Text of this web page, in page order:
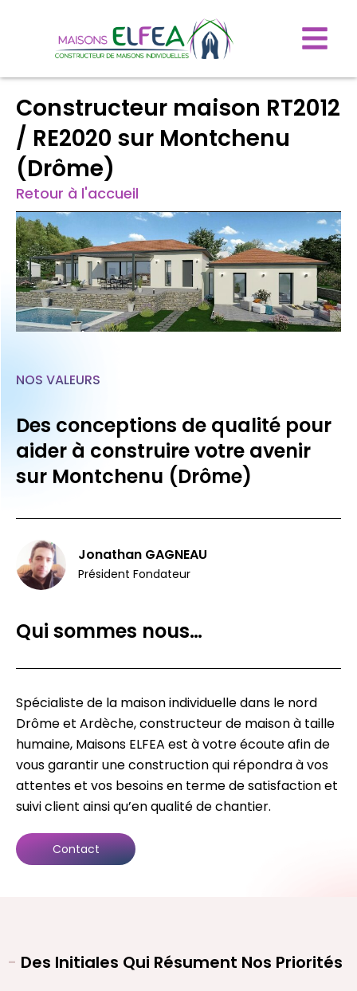
Constructeur maison RT2012
/ RE2020 sur Montchenu
(Drôme)
Retour à l'accueil
Qui sommes nous…
Spécialiste de la maison individuelle dans le nord
Drôme et Ardèche, constructeur de maison à taille
humaine, Maisons ELFEA est à votre écoute afin de
vous garantir une construction qui répondra à vos
attentes et vos besoins en terme de satisfaction et
suivi client ainsi qu’en qualité de chantier.
Contact
NOS VALEURS
Des conceptions de qualité pour
aider à construire votre avenir
sur Montchenu (Drôme)
Jonathan GAGNEAU
Président Fondateur
- Des Initiales Qui Résument Nos Priorités